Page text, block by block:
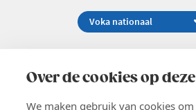
Over de cookies op
We maken gebruik van cookies
02 229 81 11